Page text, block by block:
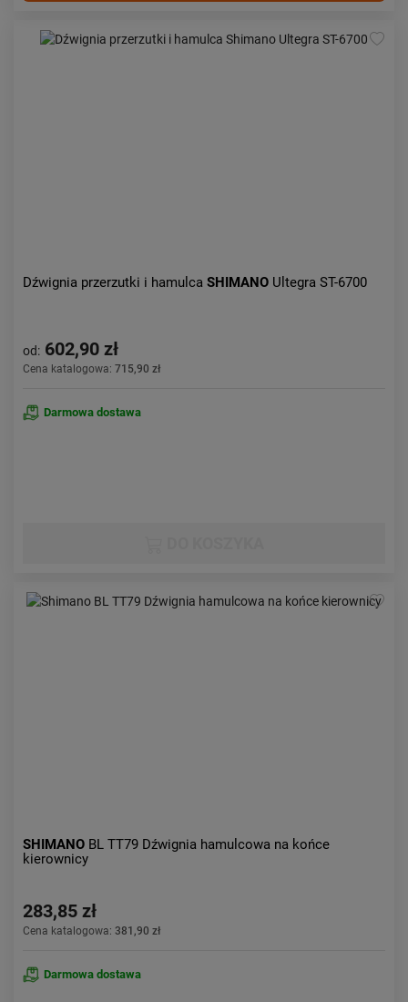
Dźwignia przerzutki i hamulca SHIMANO Ultegra ST-6700
od: 602,90 zł
Cena katalogowa: 715,90 zł
Darmowa dostawa
SHIMANO BL TT79 Dźwignia hamulcowa na końce
kierownicy
283,85 zł
Cena katalogowa: 381,90 zł
Darmowa dostawa